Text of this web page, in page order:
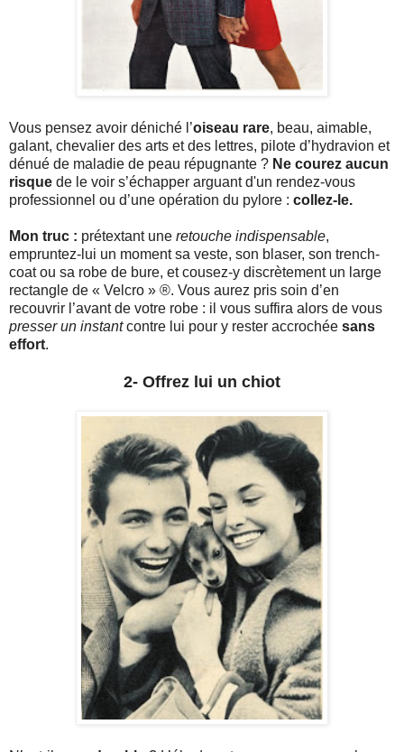
Vous pensez avoir déniché l’oiseau rare, beau, aimable,
galant, chevalier des arts et des lettres, pilote d’hydravion et
dénué de maladie de peau répugnante ? Ne courez aucun
risque de le voir s’échapper arguant d'un rendez-vous
professionnel ou d’une opération du pylore : collez-le.
Mon truc : prétextant une retouche indispensable,
empruntez-lui un moment sa veste, son blaser, son trench-
coat ou sa robe de bure, et cousez-y discrètement un large
rectangle de « Velcro » ®. Vous aurez pris soin d’en
recouvrir l’avant de votre robe : il vous suffira alors de vous
presser un instantcontre lui pour y rester accrochée sans
effort.
2- Offrez lui un chiot